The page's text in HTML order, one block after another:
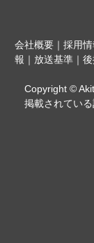
会社概要｜ 採用情
報 ｜ 放送基準 ｜
Copyright ©
掲載されてい